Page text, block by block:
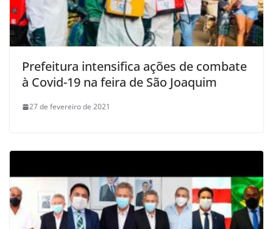
Prefeitura intensifica ações de combate
à Covid-19 na feira de São Joaquim
27 de fevereiro de 2021